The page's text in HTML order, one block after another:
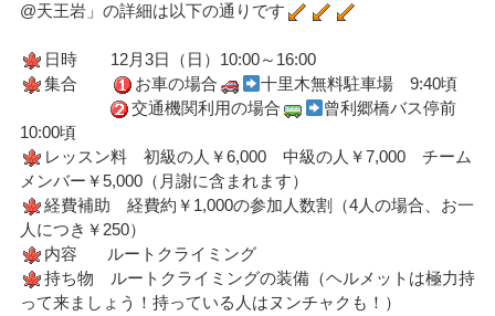
@天王岩」の詳細は以下の通りです
日時 12月3日（日）10:00～16:00
集合
お車の場合
十里木無料駐車場 9:40頃
交通機関利用の場合
曾利郷橋バス停前
10:00頃
レッスン料 初級の人￥6,000 中級の人￥7,000 チーム
メンバー￥5,000（月謝に含まれます）
経費補助 経費約￥1,000の参加人数割（4人の場合、お一
人につき￥250）
内容 ルートクライミング
持ち物 ルートクライミングの装備（ヘルメットは極力持
って来ましょう！持っている人はヌンチャクも！）